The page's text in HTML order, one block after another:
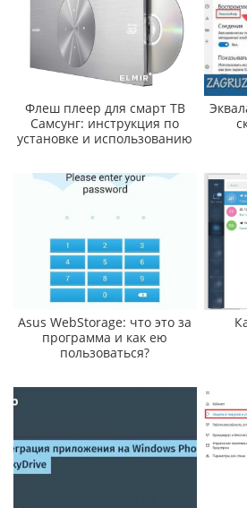
Флеш плеер для смарт ТВ
Самсунг: инструкция по
установке и использованию
Asus WebStorage: что это за
программа и как ею
пользоваться?